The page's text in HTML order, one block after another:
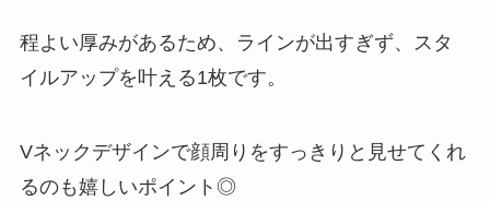
程よい厚みがあるため、ラインが出すぎず、スタ
イルアップを叶える1枚です。
Vネックデザインで顔周りをすっきりと見せてくれ
るのも嬉しいポイント◎